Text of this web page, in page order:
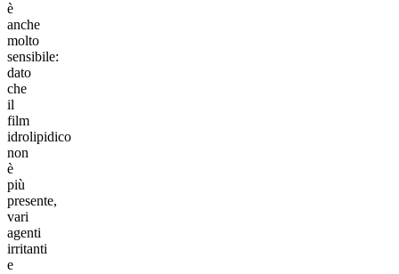
è
anche
molto
sensibile:
dato
che
il
film
idrolipidico
non
è
più
presente,
vari
agenti
irritanti
e